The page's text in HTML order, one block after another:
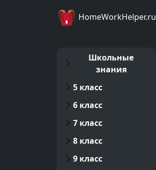
HomeWorkHelper.ru
Школьные
знания
5 класс
6 класс
7 класс
8 класс
9 класс